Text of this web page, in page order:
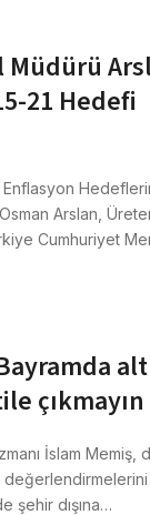
Müdürü
21 Hedefi
Arslan,
Cumhuriyet
çıkmayın
İslam
şehir dışına…